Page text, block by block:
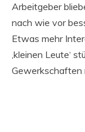
Arbeitgeber
nach wie vor
Etwas mehr
‚kleinen Leute‘
Gewerkschaften